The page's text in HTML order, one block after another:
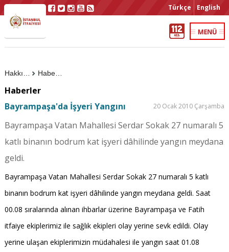
Türkçe English
Haberler
Haberler
Bayrampaşa'da İşyeri Yangını
20 Ocak 2010 Çarşamba
Bayrampaşa Vatan Mahallesi Serdar Sokak 27 numaralı 5
katlı binanın bodrum kat işyeri dâhilinde yangın meydana
geldi.
Bayrampaşa Vatan Mahallesi Serdar Sokak 27 numaralı 5 katlı
binanın bodrum kat işyeri dâhilinde yangın meydana geldi. Saat
00.08 sıralarında alınan ihbarlar üzerine Bayrampaşa ve Fatih
itfaiye ekiplerimiz ile sağlık ekipleri olay yerine sevk edildi. Olay
yerine ulaşan ekiplerimizin müdahalesi ile yangın saat 01.08